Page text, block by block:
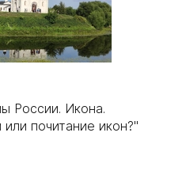
России. Икона.
почитание икон?"